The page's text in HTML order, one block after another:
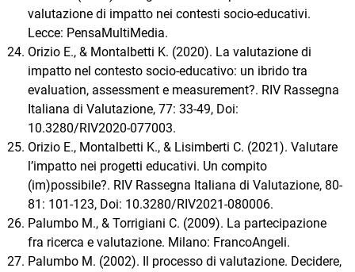
valutazione di impatto nei contesti socio-educativi.
Lecce: PensaMultiMedia.
Orizio E., & Montalbetti K. (2020). La valutazione di
impatto nel contesto socio-educativo: un ibrido tra
evaluation, assessment e measurement?. RIV Rassegna
Italiana di Valutazione, 77: 33-49, Doi:
10.3280/RIV2020-077003.
Orizio E., Montalbetti K., & Lisimberti C. (2021). Valutare
l’impatto nei progetti educativi. Un compito
(im)possibile?. RIV Rassegna Italiana di Valutazione, 80-
81: 101-123, Doi: 10.3280/RIV2021-080006.
Palumbo M., & Torrigiani C. (2009). La partecipazione
fra ricerca e valutazione. Milano: FrancoAngeli.
Palumbo M. (2002). Il processo di valutazione. Decidere,